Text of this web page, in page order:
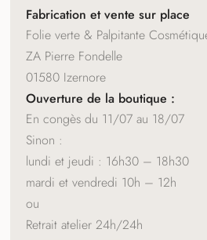
Fabrication et vente sur place
Folie verte & Palpitante
ZA Pierre Fondelle
01580 Izernore
Ouverture de la boutique :
En congès du 11/07 au 18/07
Sinon :
lundi et jeudi : 16h30 – 18h30
mardi et vendredi 10h – 12h
ou
Retrait atelier 24h/24h